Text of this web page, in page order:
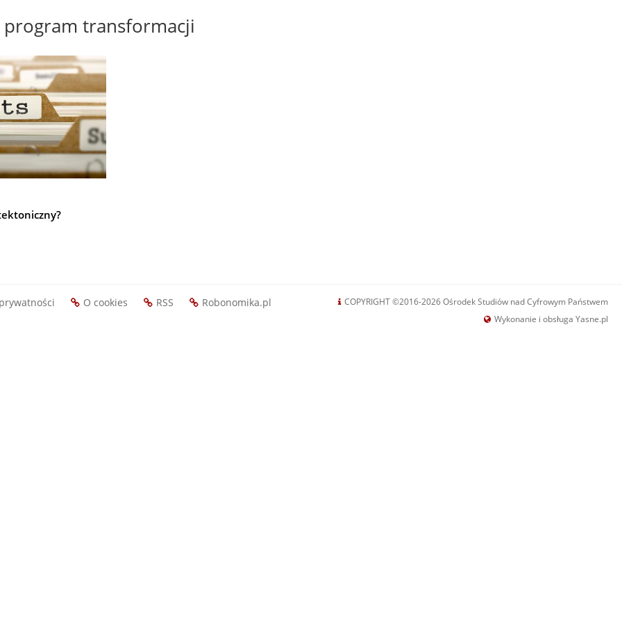
program transformacji
COPYRIGHT ©2016-2026 Ośrodek Studiów nad Cyfrowym Państwem
Wykonanie i obsługa Yasne.pl
O cookies RSS Robonomika.pl